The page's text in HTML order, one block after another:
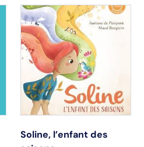
Soline, l’enfant des